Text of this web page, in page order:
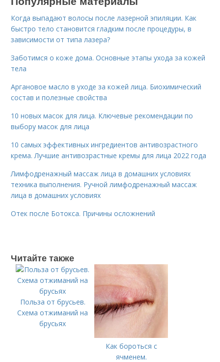
Когда выпадают волосы после лазерной эпиляции. Как
быстро тело становится гладким после процедуры, в
зависимости от типа лазера?
Заботимся о коже дома. Основные этапы ухода за кожей
тела
Аргановое масло в уходе за кожей лица. Биохимический
состав и полезные свойства
10 новых масок для лица. Ключевые рекомендации по
выбору масок для лица
10 самых эффективных ингредиентов антивозрастного
крема. Лучшие антивозрастные кремы для лица 2022 года
Лимфодренажный массаж лица в домашних условиях
техника выполнения. Ручной лимфодренажный массаж
лица в домашних условиях
Отек после Ботокса. Причины осложнений
Читайте также
Польза от брусьев.
Схема отжиманий на
брусьях
Как бороться с
ячменем.